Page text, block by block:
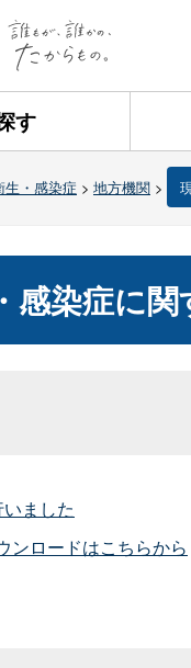
す
生・感染症 > 地方機関 >
感染症に関
ました
ンロードはこちらから